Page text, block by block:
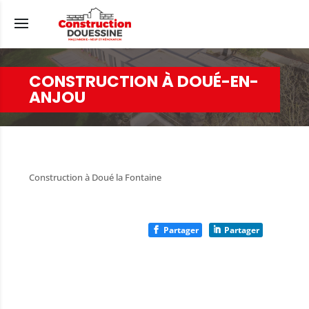
CONSTRUCTION À DOUÉ-EN-
ANJOU
Construction à Doué la Fontaine
Partager Partager